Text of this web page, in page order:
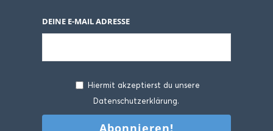
DEINE E-MAIL ADRESSE
Hiermit akzeptierst du unsere
Datenschutzerklärung.